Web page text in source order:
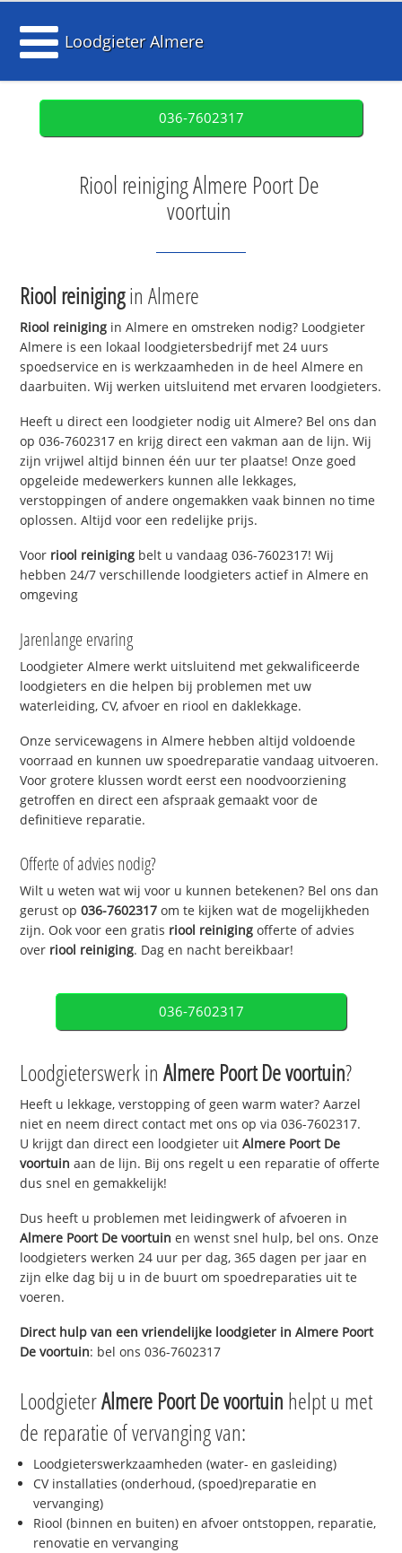
Loodgieter Almere
036-7602317
Riool reiniging Almere Poort De
voortuin
Riool reinigingin Almere
Riool reiniging in Almere en omstreken nodig? Loodgieter
Almere is een lokaal loodgietersbedrijf met 24 uurs
spoedservice en is werkzaamheden in de heel Almere en
daarbuiten. Wij werken uitsluitend met ervaren loodgieters.
Heeft u direct een loodgieter nodig uit Almere? Bel ons dan
op 036-7602317 en krijg direct een vakman aan de lijn. Wij
zijn vrijwel altijd binnen één uur ter plaatse! Onze goed
opgeleide medewerkers kunnen alle lekkages,
verstoppingen of andere ongemakken vaak binnen no time
oplossen. Altijd voor een redelijke prijs.
Voor riool reiniging belt u vandaag 036-7602317! Wij
hebben 24/7 verschillende loodgieters actief in Almere en
omgeving
Jarenlange ervaring
Loodgieter Almere werkt uitsluitend met gekwalificeerde
loodgieters en die helpen bij problemen met uw
waterleiding, CV, afvoer en riool en daklekkage.
Onze servicewagens in Almere hebben altijd voldoende
voorraad en kunnen uw spoedreparatie vandaag uitvoeren.
Voor grotere klussen wordt eerst een noodvoorziening
getroffen en direct een afspraak gemaakt voor de
definitieve reparatie.
Offerte of advies nodig?
Wilt u weten wat wij voor u kunnen betekenen? Bel ons dan
gerust op036-7602317 om te kijken wat de mogelijkheden
zijn. Ook voor een gratis riool reiniging offerte of advies
over riool reiniging. Dag en nacht bereikbaar!
036-7602317
Loodgieterswerk inAlmere Poort De voortuin?
Heeft u lekkage, verstopping of geen warm water? Aarzel
niet en neem direct contact met ons op via 036-7602317.
U krijgt dan direct een loodgieter uitAlmere Poort De
voortuin aan de lijn. Bij ons regelt u een reparatie of offerte
dus snel en gemakkelijk!
Dus heeft u problemen met leidingwerk of afvoeren in
Almere Poort De voortuin en wenst snel hulp, bel ons. Onze
loodgieters werken 24 uur per dag, 365 dagen per jaar en
zijn elke dag bij u in de buurt om spoedreparaties uit te
voeren.
Direct hulp van een vriendelijke loodgieter inAlmere Poort
De voortuin: bel ons 036-7602317
LoodgieterAlmere Poort De voortuin helpt u met
de reparatie of vervanging van:
Loodgieterswerkzaamheden (water- en gasleiding)
CV installaties (onderhoud, (spoed)reparatie en
vervanging)
Riool (binnen en buiten) en afvoer ontstoppen, reparatie,
renovatie en vervanging